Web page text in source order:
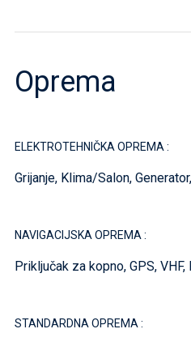
Oprema
ELEKTROTEHNIČKA OPREMA :
Grijanje, Klima/Salon,
NAVIGACIJSKA OPREMA :
Priključak za kopno, GPS,
STANDARDNA OPREMA :